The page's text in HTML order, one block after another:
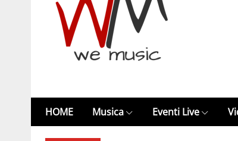
HOME Musica Eventi Live